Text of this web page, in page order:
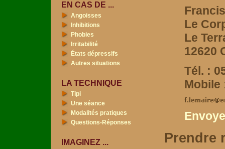
EN CAS DE ...
Angoisses
Inhibitions
Phobies
Irritabilité
États dépressifs
Autres situations
LA TECHNIQUE
Tipi
Une séance
Modalités pratiques
Questions-Réponses
IMAGINEZ ...
Le
Le
12620
Tél. :
Mobile
Prendre